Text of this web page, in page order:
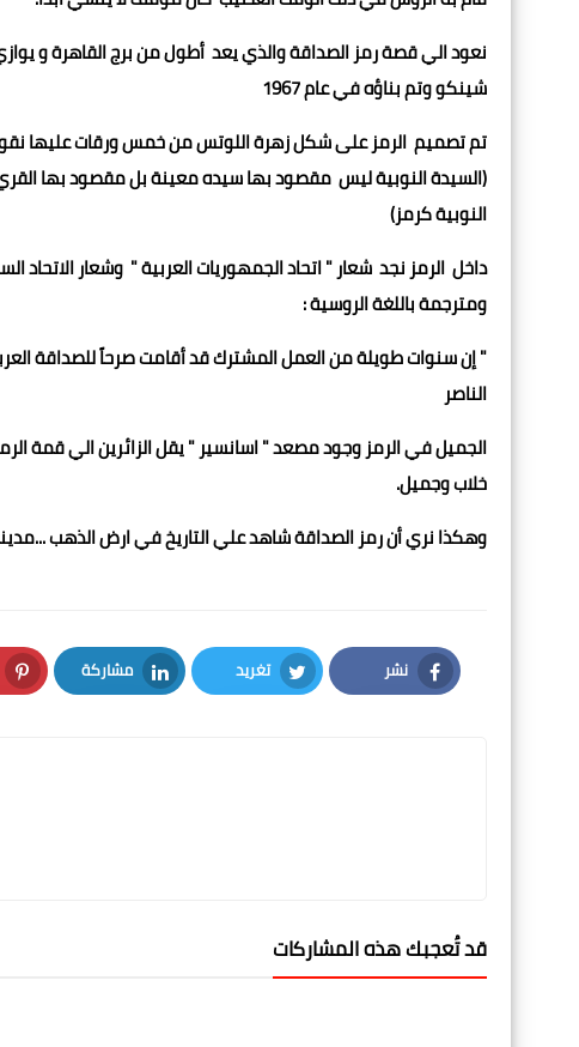
نعود الي قصة رمز الصداقة والذي يعد أطول من برج القاهرة و
شينكو وتم بناؤه في عام ‭‭1967‬‬
تم تصميم الرمز على شكل زهرة اللوتس من خمس ورقات عليها
(السيدة النوبية ليس مقصود بها سيده معينة بل مقصود بها القري
النوبية كرمز)
داخل الرمز نجد شعار " اتحاد الجمهوريات العربية " وشعار الاتحاد
ومترجمة باللغة الروسية :
" إن سنوات طويلة من العمل المشترك قد أقامت صرحاً للصداقة
الناصر
الجميل في الرمز وجود مصعد " اسانسير " يقل الزائرين الي قمة
خلاب وجميل.
وهكذا نري أن رمز الصداقة شاهد علي التاريخ في ارض الذهب
نشر
Facebook
تغريد
Twitter
مشاركة
LinkedIn
قد تُعجبك هذه المشاركات